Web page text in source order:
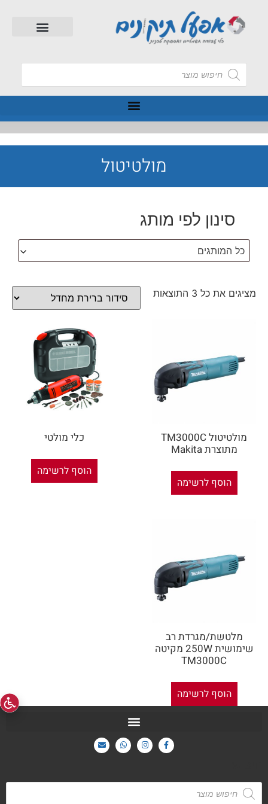
מולטיטול
סינון לפי מותג
כל המותגים
מציגים את כל ⁦3⁩ התוצאות
מולטיטול TM3000C
מתוצרת Makita
הוסף לרשימה
כלי מולטי
הוסף לרשימה
מלטשת/מגרדת רב
שימושית 250W מקיטה
TM3000C
הוסף לרשימה